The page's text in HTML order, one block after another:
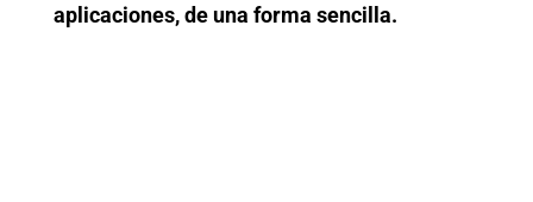
aplicaciones, de una forma sencilla.